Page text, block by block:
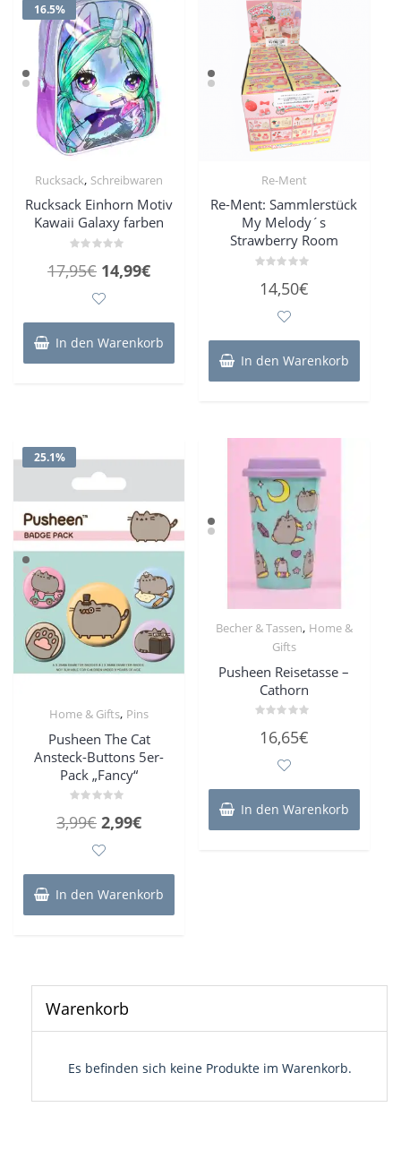
16.5%
Rucksack, Schreibwaren
Rucksack Einhorn Motiv
Kawaii Galaxy farben
mit
17,95€ Ursprünglicher
Preis
war:
17,95€
14,99€Aktueller
ist:
14,99€.
In den Warenkorb
Re-Ment
Re-Ment: Sammlerstück
My Melody´s
Strawberry Room
mit
14,50€
In den Warenkorb
25.1%
Home & Gifts, Pins
Pusheen The Cat
Ansteck-Buttons 5er-
Pack „Fancy“
mit
3,99€ Ursprünglicher
Preis
war:
3,99€
2,99€Aktueller
ist:
2,99€.
In den Warenkorb
Becher & Tassen, Home &
Gifts
Pusheen Reisetasse –
Cathorn
mit
16,65€
In den Warenkorb
Warenkorb
Es befinden sich keine Produkte im Warenkorb.